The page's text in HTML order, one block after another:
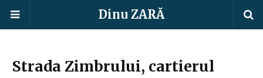
Dinu ZARĂ
Strada Zimbrului, cartierul